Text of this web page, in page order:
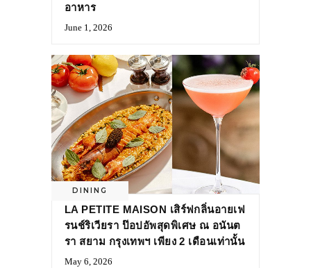
อาหาร
June 1, 2026
DINING
LA PETITE MAISON เสิร์ฟกลิ่นอายเฟ
รนช์ริเวียรา ป๊อปอัพสุดพิเศษ ณ อนันต
รา สยาม กรุงเทพฯ เพียง 2 เดือนเท่านั้น
May 6, 2026